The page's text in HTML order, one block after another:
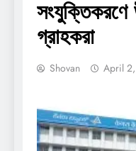
গ্রাহকরা
Shovan April